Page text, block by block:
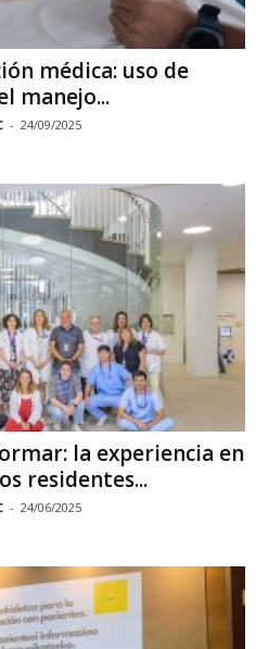
médica: uso de
manejo...
- 24/09/2025
la experiencia en
residentes...
- 24/06/2025